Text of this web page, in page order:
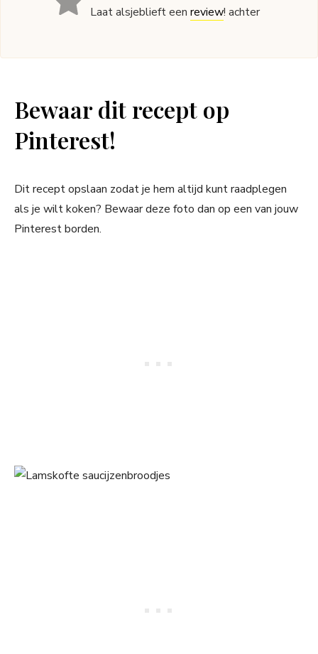
Laat alsjeblieft eenreview! achter
Bewaar dit recept op
Pinterest!
Dit recept opslaan zodat je hem altijd kunt raadplegen
als je wilt koken? Bewaar deze foto dan op een van jouw
Pinterest borden.